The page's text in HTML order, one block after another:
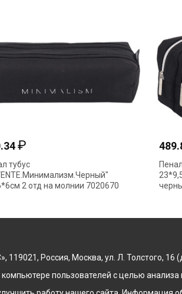
на молнии 7020670
489.86₽
Пенал
23*9,5*7см
черный
Россия, Москва, ул. Л. Толстого, 16
пользователей с целью анализа